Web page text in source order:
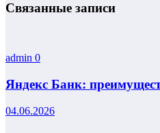
Связанные записи
admin 0
Яндекс Банк:
04.06.2026